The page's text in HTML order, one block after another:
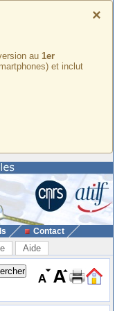
×
au 1er
et inclut
Contact
Aide